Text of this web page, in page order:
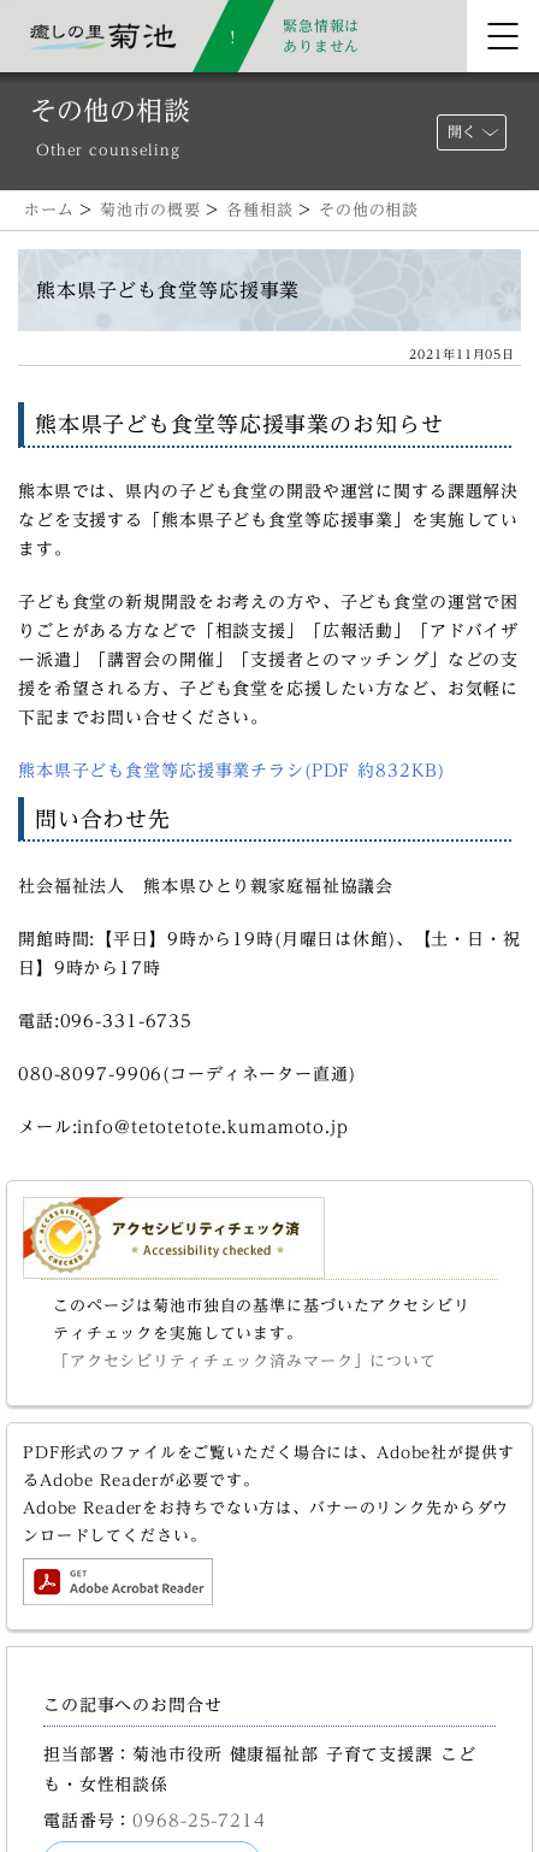
緊急情報は
ありません
その他の相談
Other counseling
開く
ホーム > 菊池市の概要 > 各種相談 > その他の相談
熊本県子ども食堂等応援事業
2021年11月05日
熊本県子ども食堂等応援事業のお知らせ
熊本県では、県内の子ども食堂の開設や運営に関する課題解決
などを支援する「熊本県子ども食堂等応援事業」を実施してい
ます。
子ども食堂の新規開設をお考えの方や、子ども食堂の運営で困
りごとがある方などで「相談支援」「広報活動」「アドバイザ
ー派遣」「講習会の開催」「支援者とのマッチング」などの支
援を希望される方、子ども食堂を応援したい方など、お気軽に
下記までお問い合せください。
熊本県子ども食堂等応援事業チラシ(PDF 約832KB)
問い合わせ先
社会福祉法人 熊本県ひとり親家庭福祉協議会
開館時間:【平日】9時から19時(月曜日は休館)、【土・日・祝
日】9時から17時
電話:096-331-6735
080-8097-9906(コーディネーター直通)
メール:info@tetotetote.kumamoto.jp
このページは菊池市独自の基準に基づいたアクセシビリ
ティチェックを実施しています。
「アクセシビリティチェック済みマーク」について
PDF形式のファイルをご覧いただく場合には、Adobe社が提供す
るAdobe Readerが必要です。
Adobe Readerをお持ちでない方は、バナーのリンク先からダウ
ンロードしてください。
この記事へのお問合せ
担当部署：菊池市役所 健康福祉部 子育て支援課 こど
も・女性相談係
電話番号：0968-25-7214